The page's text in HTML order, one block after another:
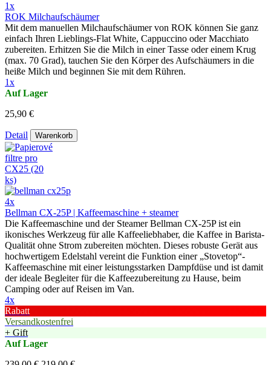
1x
ROK Milchaufschäumer
Mit dem manuellen Milchaufschäumer von ROK können Sie ganz
einfach Ihren Lieblings-Flat White, Cappuccino oder Macchiato
zubereiten. Erhitzen Sie die Milch in einer Tasse oder einem Krug
(max. 70 Grad), tauchen Sie den Körper des Aufschäumers in die
heiße Milch und beginnen Sie mit dem Rühren.
1x
Auf Lager
25,90 €
Detail Warenkorb
4x
Bellman CX-25P | Kaffeemaschine + steamer
Die Kaffeemaschine und der Steamer Bellman CX-25P ist ein
ikonisches Werkzeug für alle Kaffeeliebhaber, die Kaffee in Barista-
Qualität ohne Strom zubereiten möchten. Dieses robuste Gerät aus
hochwertigem Edelstahl vereint die Funktion einer „Stovetop“-
Kaffeemaschine mit einer leistungsstarken Dampfdüse und ist damit
der ideale Begleiter für die Kaffeezubereitung zu Hause, beim
Camping oder auf Reisen im Van.
4x
Rabatt
Versandkostenfrei
+ Gift
Auf Lager